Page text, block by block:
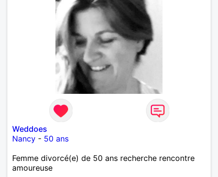
Weddoes
Nancy - 50 ans
Femme divorcé(e) de 50 ans recherche rencontre
amoureuse